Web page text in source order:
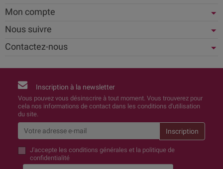
Mon compte
Nous suivre
Contactez-nous
Inscription à la newsletter
Vous pouvez vous désinscrire à tout moment. Vous trouverez pour
cela nos informations de contact dans les conditions d'utilisation
du site.
J'accepte les conditions générales et la politique de
confidentialité